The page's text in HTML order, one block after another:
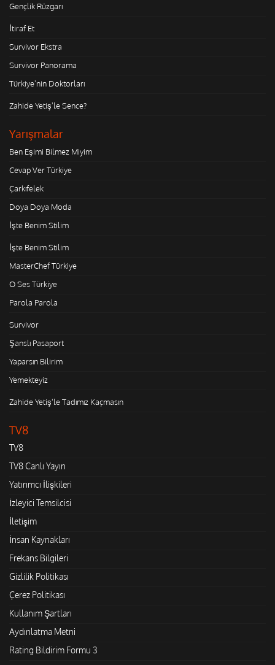
Gençlik Rüzgarı
İtiraf Et
Survivor Ekstra
Survivor Panorama
Türkiye'nin Doktorları
Zahide Yetiş'le Sence?
Yarışmalar
Ben Eşimi Bilmez Miyim
Cevap Ver Türkiye
Çarkıfelek
Doya Doya Moda
İşte Benim Stilim
İşte Benim Stilim
MasterChef Türkiye
O Ses Türkiye
Parola Parola
Survivor
Şanslı Pasaport
Yaparsın Bilirim
Yemekteyiz
Zahide Yetiş'le Tadımız Kaçmasın
TV8
TV8
TV8 Canlı Yayın
Yatırımcı İlişkileri
İzleyici Temsilcisi
İletişim
İnsan Kaynakları
Frekans Bilgileri
Gizlilik Politikası
Çerez Politikası
Kullanım Şartları
Aydınlatma Metni
Rating Bildirim Formu 3